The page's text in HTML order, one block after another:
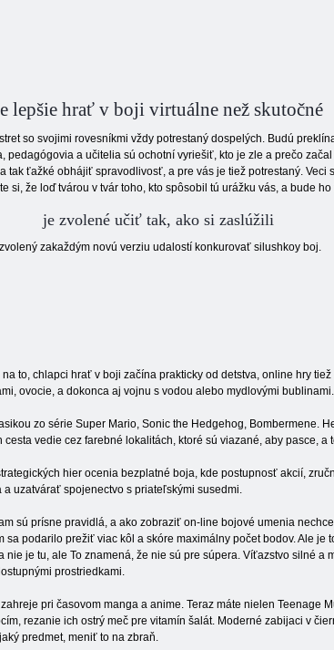
lepšie hrať v boji virtuálne než skutočné
so svojimi rovesníkmi vždy potrestaný dospelých. Budú
a učitelia sú ochotní vyriešiť, kto je zle a prečo
tak ťažké obhájiť spravodlivosť, a pre vás je tiež potrestaný. Veci
si, že loď tvárou v tvár toho, kto spôsobil tú urážku vás, a bude
je zvolené učiť tak, ako si zaslúžili
zakaždým novú verziu udalostí konkurovať silushkoy boj.
to, chlapci hrať v boji začína prakticky od detstva, online hry
ovocie, a dokonca aj vojnu s vodou alebo mydlovými bublinami.
zo série Super Mario, Sonic the Hedgehog, Bombermene.
cesta vedie cez farebné lokalitách, ktoré sú viazané, aby pasce,
hier ocenia bezplatné boja, kde postupnosť akcií,
a uzatvárať spojenectvo s priateľskými susedmi.
sú prísne pravidlá, a ako zobraziť on-line bojové umenia
sa podarilo prežiť viac kôl a skóre maximálny počet bodov. Ale
nie je tu, ale To znamená, že nie sú pre súpera. Víťazstvo silné a
prostriedkami.
pri časovom manga a anime. Teraz máte nielen Teenage
rezanie ich ostrý meč pre vitamín šalát. Moderné zabijaci v
predmet, meniť to na zbraň.